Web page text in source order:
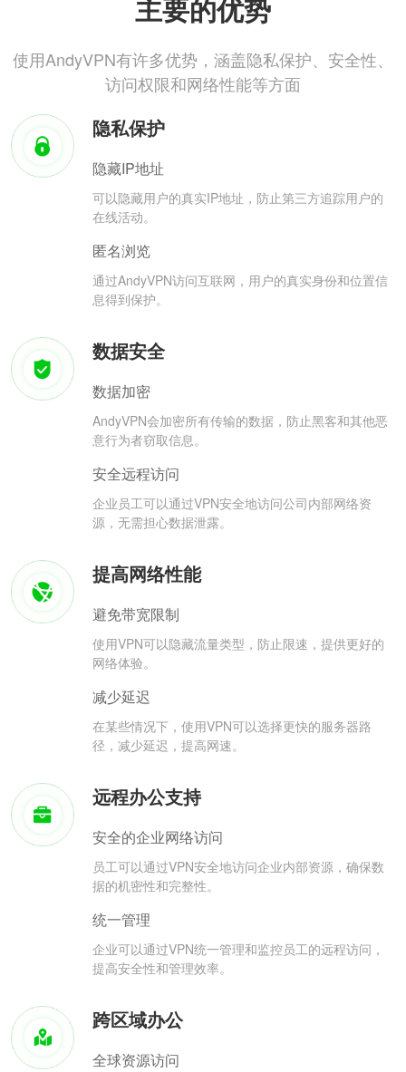
主要的优势
使用AndyVPN有许多优势，涵盖隐私保护、安全性、
访问权限和网络性能等方面
隐私保护
隐藏IP地址
可以隐藏用户的真实IP地址，防止第三方追踪用户的
在线活动。
匿名浏览
通过AndyVPN访问互联网，用户的真实身份和位置信
息得到保护。
数据安全
数据加密
AndyVPN会加密所有传输的数据，防止黑客和其他恶
意行为者窃取信息。
安全远程访问
企业员工可以通过VPN安全地访问公司内部网络资
源，无需担心数据泄露。
提高网络性能
避免带宽限制
使用VPN可以隐藏流量类型，防止限速，提供更好的
网络体验。
减少延迟
在某些情况下，使用VPN可以选择更快的服务器路
径，减少延迟，提高网速。
远程办公支持
安全的企业网络访问
员工可以通过VPN安全地访问企业内部资源，确保数
据的机密性和完整性。
统一管理
企业可以通过VPN统一管理和监控员工的远程访问，
提高安全性和管理效率。
跨区域办公
全球资源访问